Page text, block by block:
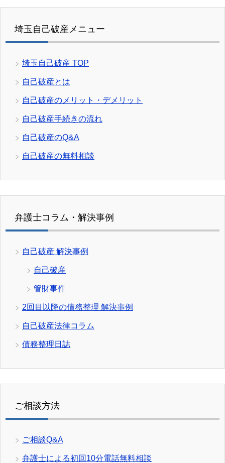
埼玉自己破産メニュー
埼玉自己破産 TOP
自己破産とは
自己破産のメリット・デメリット
自己破産手続きの流れ
自己破産のQ&A
自己破産の無料相談
弁護士コラム・解決事例
自己破産 解決事例
自己破産
管財事件
2回目以降の債務整理 解決事例
自己破産法律コラム
債務整理日誌
ご相談方法
ご相談Q&A
弁護士による初回10分電話無料相談